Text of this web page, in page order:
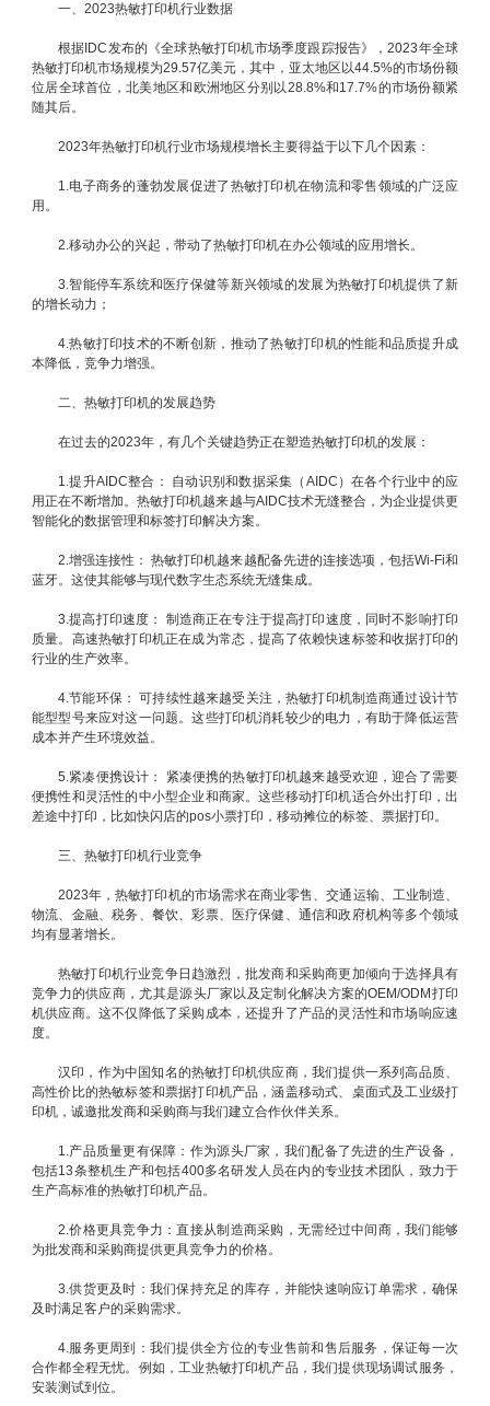
一、2023热敏打印机行业数据
根据IDC发布的《全球热敏打印机市场季度跟踪报告》，2023年全球
热敏打印机市场规模为29.57亿美元，其中，亚太地区以44.5%的市场份额
位居全球首位，北美地区和欧洲地区分别以28.8%和17.7%的市场份额紧
随其后。
2023年热敏打印机行业市场规模增长主要得益于以下几个因素：
1.电子商务的蓬勃发展促进了热敏打印机在物流和零售领域的广泛应
用。
2.移动办公的兴起，带动了热敏打印机在办公领域的应用增长。
3.智能停车系统和医疗保健等新兴领域的发展为热敏打印机提供了新
的增长动力；
4.热敏打印技术的不断创新，推动了热敏打印机的性能和品质提升成
本降低，竞争力增强。
二、热敏打印机的发展趋势
在过去的2023年，有几个关键趋势正在塑造热敏打印机的发展：
1.提升AIDC整合： 自动识别和数据采集（AIDC）在各个行业中的应
用正在不断增加。热敏打印机越来越与AIDC技术无缝整合，为企业提供更
智能化的数据管理和标签打印解决方案。
2.增强连接性： 热敏打印机越来越配备先进的连接选项，包括Wi-Fi和
蓝牙。这使其能够与现代数字生态系统无缝集成。
3.提高打印速度： 制造商正在专注于提高打印速度，同时不影响打印
质量。高速热敏打印机正在成为常态，提高了依赖快速标签和收据打印的
行业的生产效率。
4.节能环保： 可持续性越来越受关注，热敏打印机制造商通过设计节
能型型号来应对这一问题。这些打印机消耗较少的电力，有助于降低运营
成本并产生环境效益。
5.紧凑便携设计： 紧凑便携的热敏打印机越来越受欢迎，迎合了需要
便携性和灵活性的中小型企业和商家。这些移动打印机适合外出打印，出
差途中打印，比如快闪店的pos小票打印，移动摊位的标签、票据打印。
三、热敏打印机行业竞争
2023年，热敏打印机的市场需求在商业零售、交通运输、工业制造、
物流、金融、税务、餐饮、彩票、医疗保健、通信和政府机构等多个领域
均有显著增长。
热敏打印机行业竞争日趋激烈，批发商和采购商更加倾向于选择具有
竞争力的供应商，尤其是源头厂家以及定制化解决方案的OEM/ODM打印
机供应商。这不仅降低了采购成本，还提升了产品的灵活性和市场响应速
度。
汉印，作为中国知名的热敏打印机供应商，我们提供一系列高品质、
高性价比的热敏标签和票据打印机产品，涵盖移动式、桌面式及工业级打
印机，诚邀批发商和采购商与我们建立合作伙伴关系。
1.产品质量更有保障：作为源头厂家，我们配备了先进的生产设备，
包括13条整机生产和包括400多名研发人员在内的专业技术团队，致力于
生产高标准的热敏打印机产品。
2.价格更具竞争力：直接从制造商采购，无需经过中间商，我们能够
为批发商和采购商提供更具竞争力的价格。
3.供货更及时：我们保持充足的库存，并能快速响应订单需求，确保
及时满足客户的采购需求。
4.服务更周到：我们提供全方位的专业售前和售后服务，保证每一次
合作都全程无忧。例如，工业热敏打印机产品，我们提供现场调试服务，
安装测试到位。